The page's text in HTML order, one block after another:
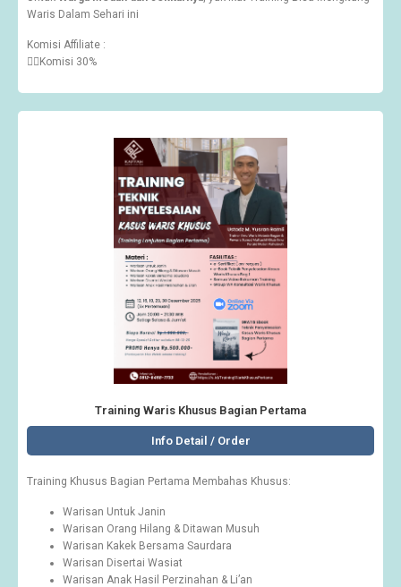
Waris Dalam Sehari ini
Komisi Affiliate :
👉🏽Komisi 30%
Training Waris Khusus Bagian Pertama
Info Detail / Order
Training Khusus Bagian Pertama Membahas Khusus:
Warisan Untuk Janin
Warisan Orang Hilang & Ditawan Musuh
Warisan Kakek Bersama Saurdara
Warisan Disertai Wasiat
Warisan Anak Hasil Perzinahan & Li’an